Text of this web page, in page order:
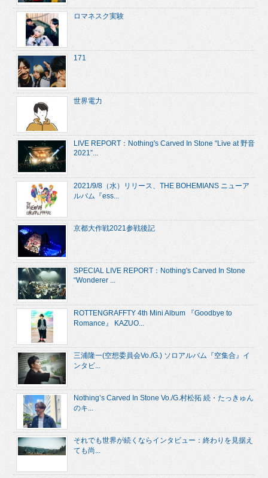
ロマネスク実験
171
世界電力
LIVE REPORT：Nothing's Carved In Stone “Live at 野音
2021”...
2021/9/8（水）リリース、THE BOHEMIANS ニューア
ルバム『ess...
京都大作戦2021参戦後記
SPECIAL LIVE REPORT：Nothing's Carved In Stone
“Wonderer ...
ROTTENGRAFFTY 4th Mini Album 『Goodbye to
Romance』 KAZUO...
三浦隆一(空想委員会Vo./G.) ソロアルバム『空集合』イ
ンタビ...
Nothing’s Carved In Stone Vo./G.村松拓 続・たっきゅん
のキ...
それでも世界が続くならインタビュー：終わりを見据え
ても尚...